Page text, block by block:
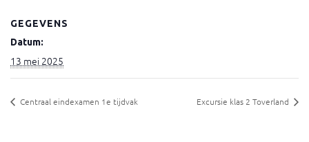
GEGEVENS
Datum:
13 mei 2025
Centraal eindexamen 1e tijdvak Excursie klas 2 Toverland